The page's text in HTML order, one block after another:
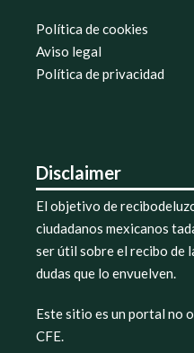
Política de cookies
Aviso legal
Política de privacidad
Disclaimer
El objetivo de
ciudadanos mexicanos
ser útil sobre el recibo de
dudas que lo envuelven.
Este sitio es un portal no
CFE.